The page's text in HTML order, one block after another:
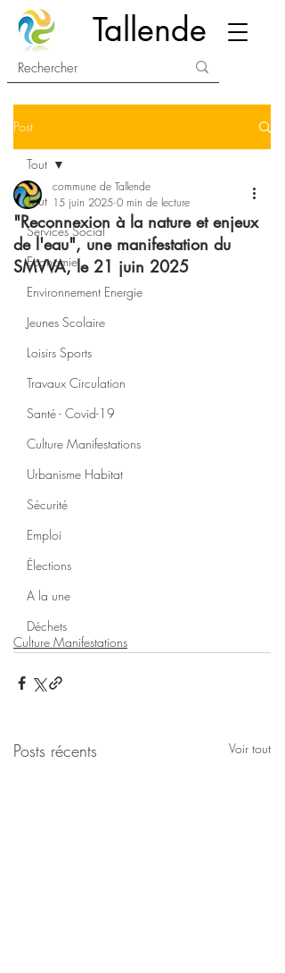
Tallende
Post
Tout
Services Social
Economie
Environnement Energie
Jeunes Scolaire
Loisirs Sports
Travaux Circulation
Santé - Covid-19
Culture Manifestations
Urbanisme Habitat
Sécurité
Emploi
Élections
A la une
Déchets
Tout
"Reconnexion à la nature et enjeux
de l'eau", une manifestation du
SMVVA, le 21 juin 2025
commune de Tallende
15 juin 2025 0 min de lecture
Culture Manifestations
Posts récents Voir tout